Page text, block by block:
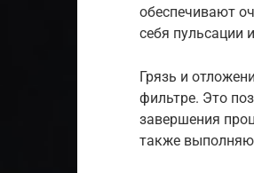
обеспечивают
себя пульсации
Грязь и
фильтре. Это
завершения
также